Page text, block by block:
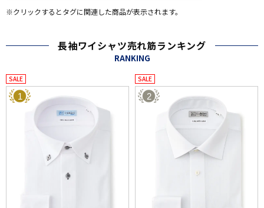
※クリックするとタグに関連した商品が表示されます。
長袖ワイシャツ売れ筋ランキング
RANKING
SALE
1
SALE
2